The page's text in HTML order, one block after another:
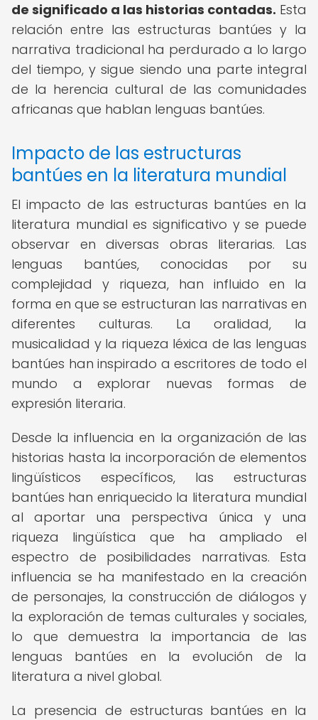
de significado a las historias contadas. Esta
relación entre las estructuras bantúes y la
narrativa tradicional ha perdurado a lo largo
del tiempo, y sigue siendo una parte integral
de la herencia cultural de las comunidades
africanas que hablan lenguas bantúes.
Impacto de las estructuras
bantúes en la literatura mundial
El impacto de las estructuras bantúes en la
literatura mundial es significativo y se puede
observar en diversas obras literarias. Las
lenguas bantúes, conocidas por su
complejidad y riqueza, han influido en la
forma en que se estructuran las narrativas en
diferentes culturas. La oralidad, la
musicalidad y la riqueza léxica de las lenguas
bantúes han inspirado a escritores de todo el
mundo a explorar nuevas formas de
expresión literaria.
Desde la influencia en la organización de las
historias hasta la incorporación de elementos
lingüísticos específicos, las estructuras
bantúes han enriquecido la literatura mundial
al aportar una perspectiva única y una
riqueza lingüística que ha ampliado el
espectro de posibilidades narrativas. Esta
influencia se ha manifestado en la creación
de personajes, la construcción de diálogos y
la exploración de temas culturales y sociales,
lo que demuestra la importancia de las
lenguas bantúes en la evolución de la
literatura a nivel global.
La presencia de estructuras bantúes en la